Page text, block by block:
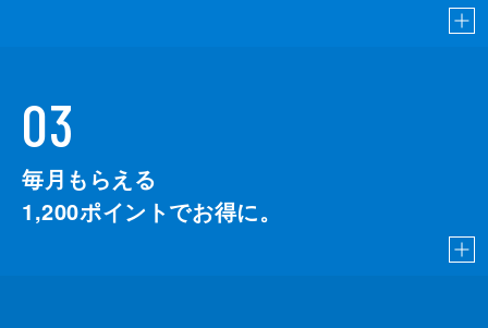
03
毎月もらえる
1,200ポイントでお得に。